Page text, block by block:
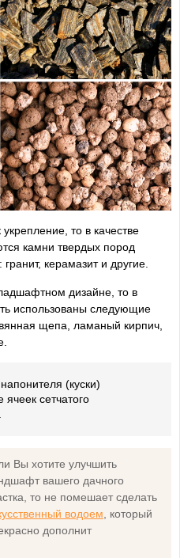
то в качестве
камни твердых пород
керамазит и другие.
дизайне, то в
использованы следующие
щепа, ламаный кирпич,
(куски)
сетчатого
Вы хотите улучшить
вашего дачного
то не помешает сделать
водоем , который
дополнит